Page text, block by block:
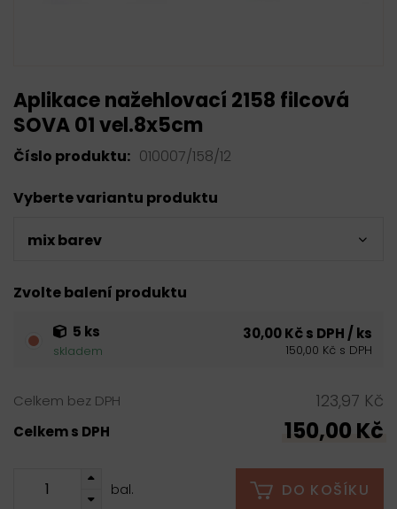
Aplikace nažehlovací 2158 filcová
SOVA 01 vel.8x5cm
Číslo produktu: 010007/158/12
Vyberte variantu produktu
mix barev
Zvolte balení produktu
5 ks
skladem
30,00 Kč s DPH / ks
150,00 Kč s DPH
Celkem bez DPH 123,97 Kč
Celkem s DPH 150,00 Kč
bal. DO KOŠÍKU